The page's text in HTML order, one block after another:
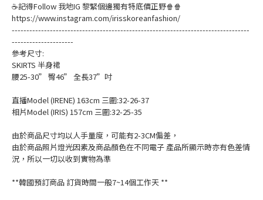
☕記得Follow 我地IG 黎緊個邊獨有特底價正野🍿🍿
https://www.instagram.com/irisskoreanfashion/
---------------------------------------------------------------------------------
---------------------
參考尺寸:
SKIRTS 半身裙
腰25-30” 臀46” 全長37”吋
直播Model (IRENE) 163cm 三圍:32-26-37
相片Model (IRIS) 157cm 三圍:32-25-35
由於商品尺寸均以人手量度，可能有2-3CM偏差，
由於商品照片燈光因素及商品顏色在不同電子 產品所顯示時亦有色差情
況，所以一切以收到實物為準
**韓國預訂商品 訂貨時間一般7~14個工作天 **